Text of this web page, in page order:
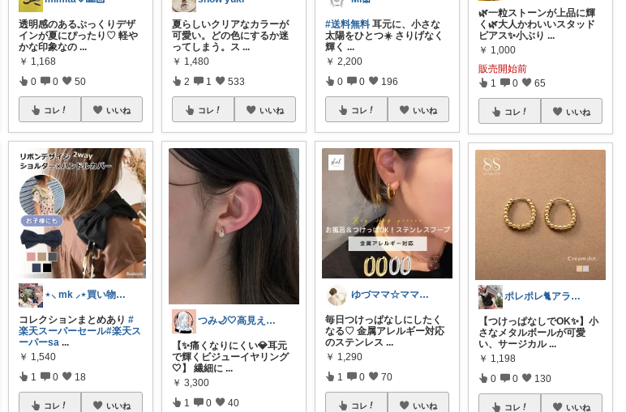
透明感のあるぷっくりデザ
インが夏にぴったり♡ 軽や
かな印象なの ...
￥ 1,168
0 0 50
コレ いいね
⋆⸜ mk ⸝⋆買い物は楽天で
コレクションまとめあり#
楽天スーパーセール#楽天ス
ーパーsa ...
￥ 1,540
1 0 18
コレ いいね
夏らしいクリアなカラーが
可愛い。どの色にするか迷
ってしまう。ス ...
￥ 1,480
2 1 533
コレ いいね
つみ🌙🤍高見えアクセ&ファッション
【✨痛くなりにくい💎耳元
で輝くビジューイヤリング
🤍】 繊細に ...
￥ 3,300
1 0 40
#送料無料 耳元に、小さな
太陽をひとつ☀️ さりげなく
輝く ...
￥ 2,200
0 0 196
コレ いいね
ゆづママ☆ママおすすめアイテム✩.*˚
毎日つけっぱなしにしたく
なる♡ 金属アレルギー対応
のステンレス ...
￥ 1,290
1 0 70
コレ いいね
🌿一粒ストーンが上品に輝
く🌿大人かわいいスタッド
ピアス✨小ぶり ...
￥ 1,000
販売開始前
1 0 65
コレ いいね
ポレポレ🐈アラフィフの可愛い図鑑
【つけっぱなしでOK✨】小
さなメタルボールが可愛
い、サージカル ...
￥ 1,198
0 0 130
コレ いいね